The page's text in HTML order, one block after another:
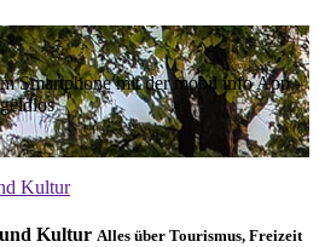
Smartphone mit der mobil info App -
Kultur
Kultur Alles über Tourismus, Freizeit